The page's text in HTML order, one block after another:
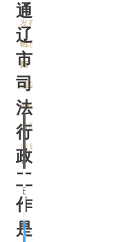
通
辽
市
司
法
行
政
工
作
是
发布
时
间：
2024-
09-23
信息
来
源：
通辽
市司
法局
打